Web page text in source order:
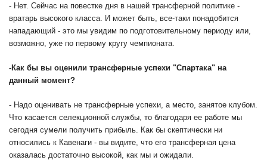
- Нет. Сейчас на повестке дня в нашей трансферной политике -
вратарь высокого класса. И может быть, все-таки понадобится
нападающий - это мы увидим по подготовительному периоду или,
возможно, уже по первому кругу чемпионата.
-Как бы вы оценили трансферные успехи "Спартака" на
данный момент?
- Надо оценивать не трансферные успехи, а место, занятое клубом.
Что касается селекционной службы, то благодаря ее работе мы
сегодня сумели получить прибыль. Как бы скептически ни
относились к Кавенаги - вы видите, что его трансферная цена
оказалась достаточно высокой, как мы и ожидали.